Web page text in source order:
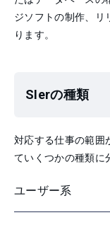
ジソフトの制作、リ
ります。
SIerの種類
対応する仕事の範囲
ていくつかの種類に
ユーザー系